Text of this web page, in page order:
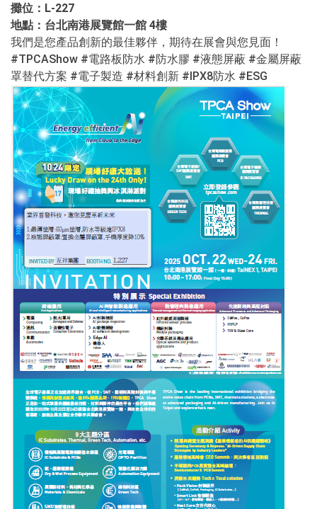
攤位： L-227
地點：台北南港展覽館一館 4樓
我們是您產品創新的最佳夥伴，期待在展會與您見面！
#TPCAShow #電路板防水 #防水膠 #液態屏蔽 #金屬屏蔽
罩替代方案 #電子製造 #材料創新 #IPX8防水 #ESG